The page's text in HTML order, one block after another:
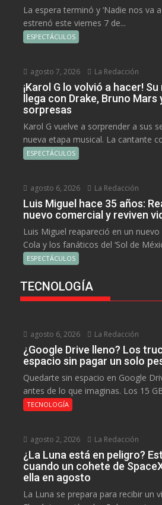
La espera terminó y ‘Nadie nos va
estrenó este viernes 7 de...
ESPECTÁCULOS
agosto 7, 2026 La Redacción
¡Karol G lo volvió a hacer!
llega con Drake, Bruno Mars
sorpresas
Karol G vuelve a sorprender a sus
nueva etapa musical. La cantante
ESPECTÁCULOS
agosto 6, 2026 La Redacción
Luis Miguel hace 35 años:
nuevo comercial y reviven
Luis Miguel reapareció en un
Cola y los fanáticos del ‘Sol de
ESPECTÁCULOS
TECNOLOGÍA
agosto 6, 2026 La Redacción
¿Google Drive lleno? Los
espacio sin pagar un solo
Quedarte sin espacio en Google
antes de lo que imaginas. Los 15
TECNOLOGÍA
agosto 2, 2026 La Redacción
¿La Luna está en peligro?
cuando un cohete de
ella en agosto
La Luna se prepara para recibir un